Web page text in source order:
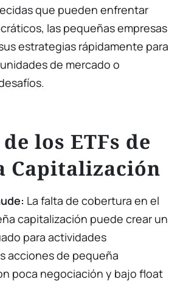
que pueden enfrentar
las pequeñas empresas
estrategias rápidamente para
de mercado o
los ETFs de
Capitalización
La falta de cobertura en el
capitalización puede crear un
para actividades
acciones de pequeña
poca negociación y bajo float